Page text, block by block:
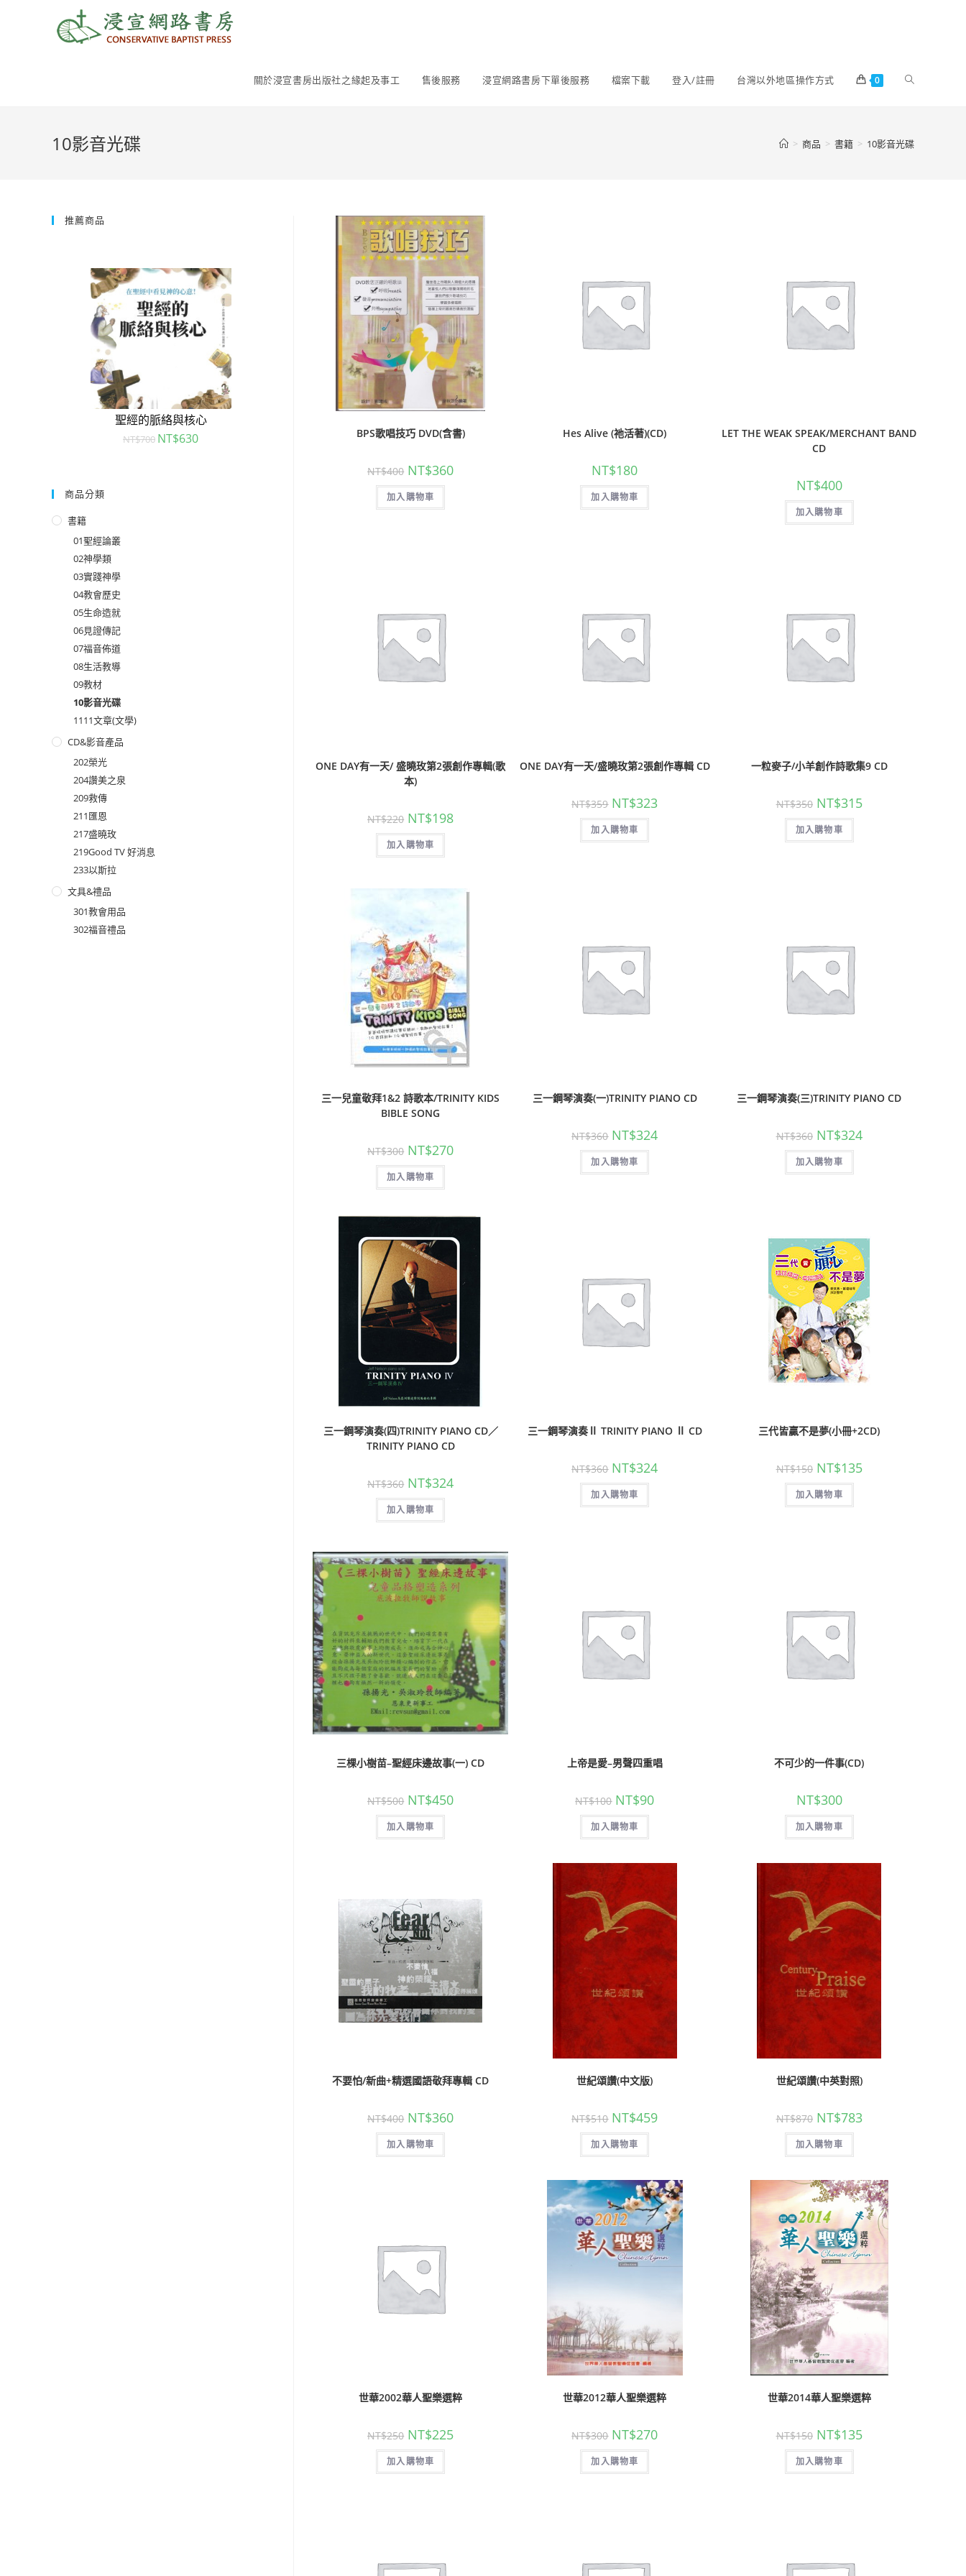
關於浸宣書房出版社之緣起及事工 售後服務 浸宣網路書房下單後服務 檔案下載 登入/註冊 台灣以外地區操作方式 0
10影音光碟 > 商品 > 書籍 > 10影音光碟
BPS歌唱技巧 DVD(含書)
NT$400 NT$360
加入購物車
Hes Alive (祂活著)(CD)
NT$180
加入購物車
LET THE WEAK SPEAK/MERCHANT BAND
CD
NT$400
加入購物車
ONE DAY有一天/ 盛曉玫第2張創作專輯(歌
本)
NT$220 NT$198
加入購物車
ONE DAY有一天/盛曉玫第2張創作專輯 CD
NT$359 NT$323
加入購物車
一粒麥子/小羊創作詩歌集9 CD
NT$350 NT$315
加入購物車
三一兒童敬拜1&2 詩歌本/TRINITY KIDS
BIBLE SONG
NT$300 NT$270
加入購物車
三一鋼琴演奏(一)TRINITY PIANO CD
NT$360 NT$324
加入購物車
三一鋼琴演奏(三)TRINITY PIANO CD
NT$360 NT$324
加入購物車
三一鋼琴演奏(四)TRINITY PIANO CD／
TRINITY PIANO CD
NT$360 NT$324
加入購物車
三一鋼琴演奏Ⅱ TRINITY PIANO Ⅱ CD
NT$360 NT$324
加入購物車
三代皆贏不是夢(小冊+2CD)
NT$150 NT$135
加入購物車
三棵小樹苗–聖經床邊故事(一) CD
NT$500 NT$450
加入購物車
上帝是愛–男聲四重唱
NT$100 NT$90
加入購物車
不可少的一件事(CD)
NT$300
加入購物車
不要怕/新曲+精選國語敬拜專輯 CD
NT$400 NT$360
加入購物車
世紀頌讚(中文版)
NT$510 NT$459
加入購物車
世紀頌讚(中英對照)
NT$870 NT$783
加入購物車
世華2002華人聖樂選粹
NT$250 NT$225
加入購物車
世華2012華人聖樂選粹
NT$300 NT$270
加入購物車
世華2014華人聖樂選粹
NT$150 NT$135
加入購物車
推薦商品
聖經的脈絡與核心
NT$700 NT$630 NT$700NT$630 NT$700 NT$630
商品分類
書籍
01聖經論叢
02神學類
03實踐神學
04教會歷史
05生命造就
06見證傳記
07福音佈道
08生活教導
09教材
10影音光碟
1111文章(文學)
CD&影音產品
202榮光
204讚美之泉
209救傳
211匯恩
217盛曉玫
219Good TV 好消息
233以斯拉
文具&禮品
301教會用品
302福音禮品